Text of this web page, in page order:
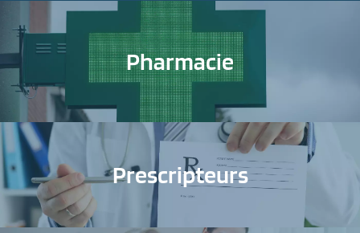
Pharmacie
Prescripteurs